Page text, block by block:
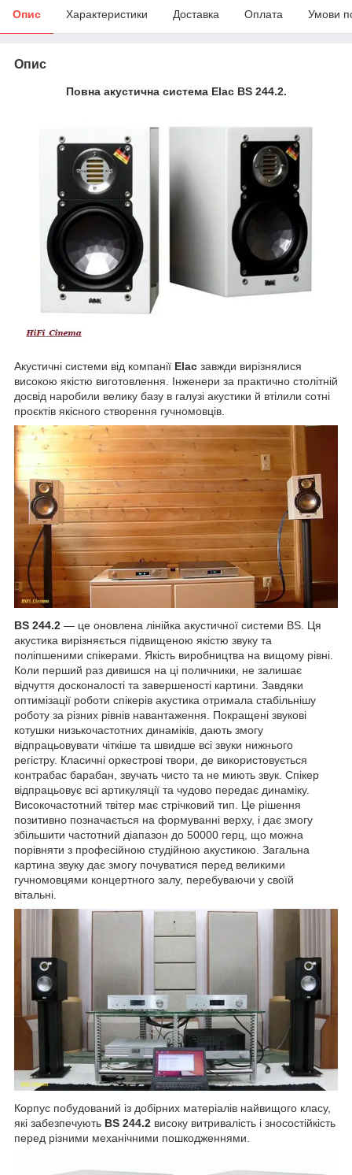
Опис Характеристики Доставка Оплата Умови
Опис
Повна акустична система Elac BS244.2.
Акустичні системи від компанії Elac завжди вирізнялися
високою якістю виготовлення. Інженери за практично столітній
досвід наробили велику базу в галузі акустики й втілили сотні
проєктів якісного створення гучномовців.
BS 244.2 — це оновлена лінійка акустичної системи BS. Ця
акустика вирізняється підвищеною якістю звуку та
поліпшеними спікерами. Якість виробництва на вищому рівні.
Коли перший раз дивишся на ці поличники, не залишає
відчуття досконалості та завершеності картини. Завдяки
оптимізації роботи спікерів акустика отримала стабільнішу
роботу за різних рівнів навантаження. Покращені звукові
котушки низькочастотних динаміків, дають змогу
відпрацьовувати чіткіше та швидше всі звуки нижнього
регістру. Класичні оркестрові твори, де використовується
контрабас барабан, звучать чисто та не миють звук. Спікер
відпрацьовує всі артикуляції та чудово передає динаміку.
Високочастотний твітер має стрічковий тип. Це рішення
позитивно позначається на формуванні верху, і дає змогу
збільшити частотний діапазон до 50000 герц, що можна
порівняти з професійною студійною акустикою. Загальна
картина звуку дає змогу почуватися перед великими
гучномовцями концертного залу, перебуваючи у своїй
вітальні.
Корпус побудований із добірних матеріалів найвищого класу,
які забезпечують BS 244.2 високу витривалість і зносостійкість
перед різними механічними пошкодженнями.